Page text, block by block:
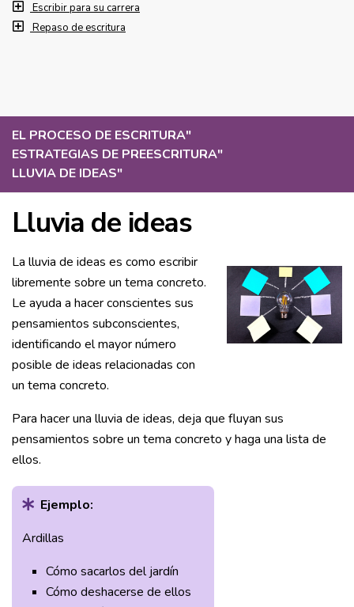
EL PROCESO DE ESCRITURA"
ESTRATEGIAS DE PREESCRITURA"
LLUVIA DE IDEAS"
Lluvia de ideas
La lluvia de ideas es como escribir
libremente sobre un tema concreto.
Le ayuda a hacer conscientes sus
pensamientos subconscientes,
identificando el mayor número
posible de ideas relacionadas con
un tema concreto.
Para hacer una lluvia de ideas, deja que fluyan sus
pensamientos sobre un tema concreto y haga una lista de
ellos.
Ejemplo:
Ardillas
Cómo sacarlos del jardín
Cómo deshacerse de ellos
Escribir para su carrera
Repaso de escritura